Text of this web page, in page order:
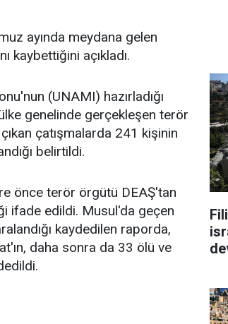
ayında meydana gelen
kaybettiğini açıkladı.
(UNAMI) hazırladığı
genelinde gerçekleşen terör
çatışmalarda 241 kişinin
belirtildi.
önce terör örgütü DEAŞ'tan
ifade edildi. Musul'da geçen
kaydedilen raporda,
daha sonra da 33 ölü ve